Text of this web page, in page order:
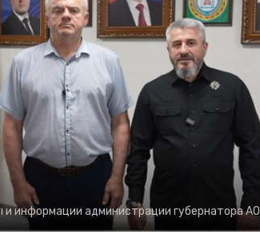
информации администрации губернатора АО